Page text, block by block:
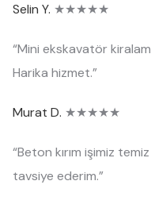
Selin Y. ★★★★★
“Mini ekskavatör
Harika hizmet.”
Murat D. ★★★★★
“Beton kırım işimiz
tavsiye ederim.”